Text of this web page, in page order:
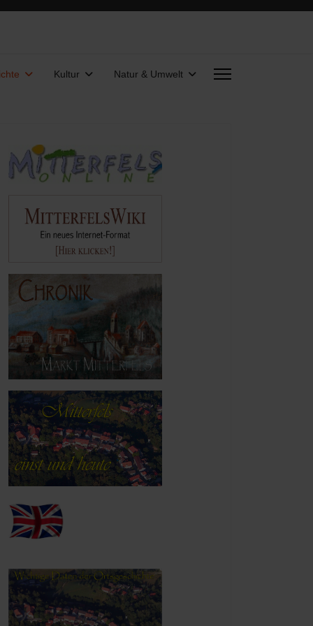
Kultur Natur & Umwelt